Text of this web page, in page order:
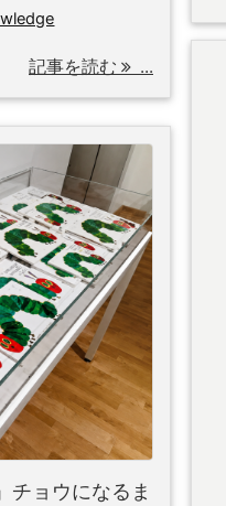
記事を読む ...
チョウになるま